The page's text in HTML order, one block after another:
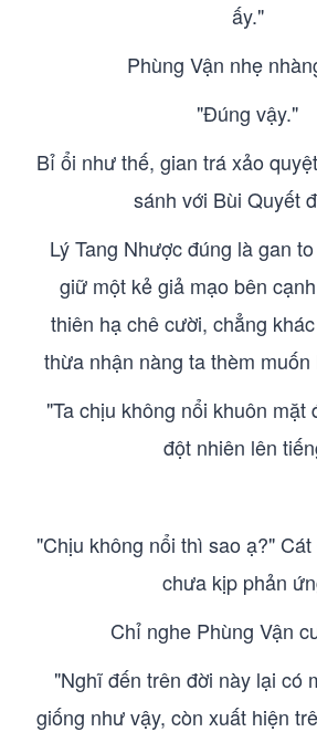
ấy."
Phùng Vận nhẹ
"Đúng vậy."
Bỉ ổi như thế, gian trá xảo
sánh với Bùi Quyết
Lý Tang Nhược đúng là gan
giữ một kẻ giả mạo bên
thiên hạ chê cười, chẳng
thừa nhận nàng ta thèm
"Ta chịu không nổi khuôn mặt
đột nhiên lên
"Chịu không nổi thì sao ạ?"
chưa kịp phản
Chỉ nghe Phùng Vận
"Nghĩ đến trên đời này lại có
giống như vậy, còn xuất hiện